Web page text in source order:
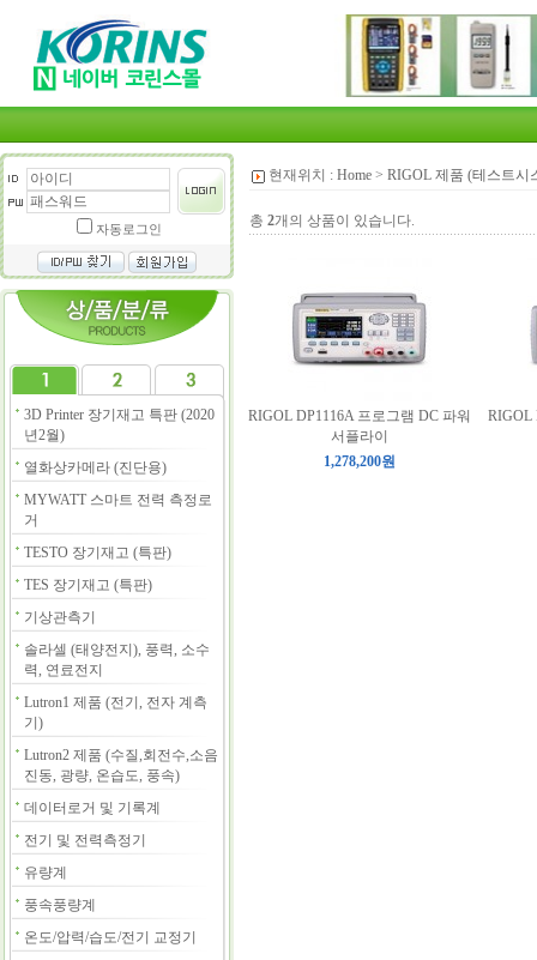
자동로그인
3D Printer 장기재고 특판 (2020
년2월)
열화상카메라 (진단용)
MYWATT 스마트 전력 측정로
거
TESTO 장기재고 (특판)
TES 장기재고 (특판)
기상관측기
솔라셀 (태양전지), 풍력, 소수
력, 연료전지
Lutron1 제품 (전기, 전자 계측
기)
Lutron2 제품 (수질,회전수,소음
진동, 광량, 온습도, 풍속)
데이터로거 및 기록계
전기 및 전력측정기
유량계
풍속풍량계
온도/압력/습도/전기 교정기
현재위치 : Home > RIGOL 제품 (테스트시
총 2개의 상품이 있습니다.
RIGOL DP1116A 프로그램 DC 파워
서플라이
1,278,200원
RIGOL